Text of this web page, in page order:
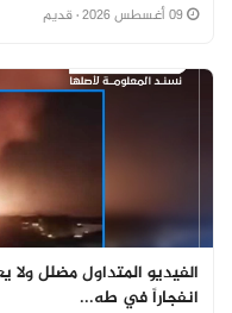
· قديم
الفيديو المتداول مضلل
انفجاراً في طه...